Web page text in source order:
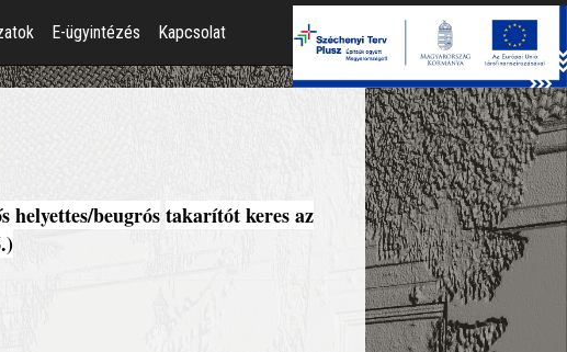
E-ügyintézés Kapcsolat
helyettes/beugrós takarítót keres az